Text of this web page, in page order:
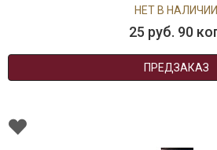
НЕТ В НАЛИЧИИ
25 руб. 90
ПРЕДЗАКАЗ